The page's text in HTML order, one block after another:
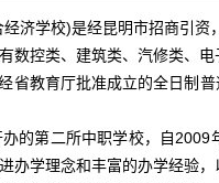
济学校)是经昆明市招商引
数控类、建筑类、汽修类、
教育厅批准成立的全日制普
第二所中职学校，自2009
办学理念和丰富的办学经验